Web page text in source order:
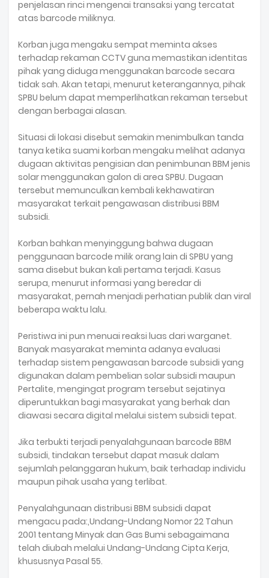
penjelasan rinci mengenai transaksi yang tercatat
atas barcode miliknya.
Korban juga mengaku sempat meminta akses
terhadap rekaman CCTV guna memastikan identitas
pihak yang diduga menggunakan barcode secara
tidak sah. Akan tetapi, menurut keterangannya, pihak
SPBU belum dapat memperlihatkan rekaman tersebut
dengan berbagai alasan.
Situasi di lokasi disebut semakin menimbulkan tanda
tanya ketika suami korban mengaku melihat adanya
dugaan aktivitas pengisian dan penimbunan BBM jenis
solar menggunakan galon di area SPBU. Dugaan
tersebut memunculkan kembali kekhawatiran
masyarakat terkait pengawasan distribusi BBM
subsidi.
Korban bahkan menyinggung bahwa dugaan
penggunaan barcode milik orang lain di SPBU yang
sama disebut bukan kali pertama terjadi. Kasus
serupa, menurut informasi yang beredar di
masyarakat, pernah menjadi perhatian publik dan viral
beberapa waktu lalu.
Peristiwa ini pun menuai reaksi luas dari warganet.
Banyak masyarakat meminta adanya evaluasi
terhadap sistem pengawasan barcode subsidi yang
digunakan dalam pembelian solar subsidi maupun
Pertalite, mengingat program tersebut sejatinya
diperuntukkan bagi masyarakat yang berhak dan
diawasi secara digital melalui sistem subsidi tepat.
Jika terbukti terjadi penyalahgunaan barcode BBM
subsidi, tindakan tersebut dapat masuk dalam
sejumlah pelanggaran hukum, baik terhadap individu
maupun pihak usaha yang terlibat.
Penyalahgunaan distribusi BBM subsidi dapat
mengacu pada:,Undang-Undang Nomor 22 Tahun
2001 tentang Minyak dan Gas Bumi sebagaimana
telah diubah melalui Undang-Undang Cipta Kerja,
khususnya Pasal 55.